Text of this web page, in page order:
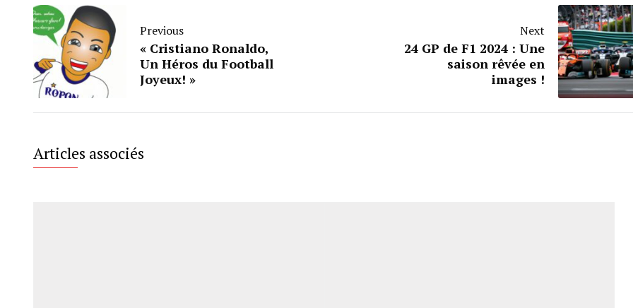
Previous
« Cristiano Ronaldo,
Un Héros du Football
Joyeux! »
Next
24 GP de F1 2024 : Une
saison rêvée en
images !
Articles associés